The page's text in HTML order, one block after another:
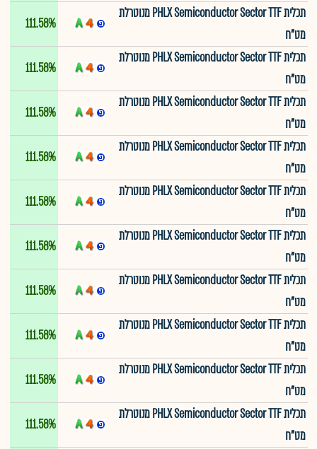
תכלית PHLX Semiconductor Sector TTF מנוטרלת
מט"ח
111.58%
תכלית PHLX Semiconductor Sector TTF מנוטרלת
מט"ח
111.58%
תכלית PHLX Semiconductor Sector TTF מנוטרלת
מט"ח
111.58%
תכלית PHLX Semiconductor Sector TTF מנוטרלת
מט"ח
111.58%
תכלית PHLX Semiconductor Sector TTF מנוטרלת
מט"ח
111.58%
תכלית PHLX Semiconductor Sector TTF מנוטרלת
מט"ח
111.58%
תכלית PHLX Semiconductor Sector TTF מנוטרלת
מט"ח
111.58%
תכלית PHLX Semiconductor Sector TTF מנוטרלת
מט"ח
111.58%
תכלית PHLX Semiconductor Sector TTF מנוטרלת
מט"ח
111.58%
תכלית PHLX Semiconductor Sector TTF מנוטרלת
מט"ח
111.58%